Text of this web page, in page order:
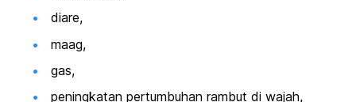
diare,
maag,
gas,
peningkatan pertumbuhan rambut di wajah,